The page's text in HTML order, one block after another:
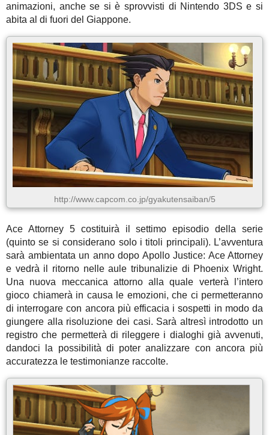
animazioni, anche se si è sprovvisti di Nintendo 3DS e si
abita al di fuori del Giappone.
http://www.capcom.co.jp/gyakutensaiban/5
Ace Attorney 5 costituirà il settimo episodio della serie
(quinto se si considerano solo i titoli principali). L’avventura
sarà ambientata un anno dopo Apollo Justice: Ace Attorney
e vedrà il ritorno nelle aule tribunalizie di Phoenix Wright.
Una nuova meccanica attorno alla quale verterà l’intero
gioco chiamerà in causa le emozioni, che ci permetteranno
di interrogare con ancora più efficacia i sospetti in modo da
giungere alla risoluzione dei casi. Sarà altresì introdotto un
registro che permetterà di rileggere i dialoghi già avvenuti,
dandoci la possibilità di poter analizzare con ancora più
accuratezza le testimonianze raccolte.